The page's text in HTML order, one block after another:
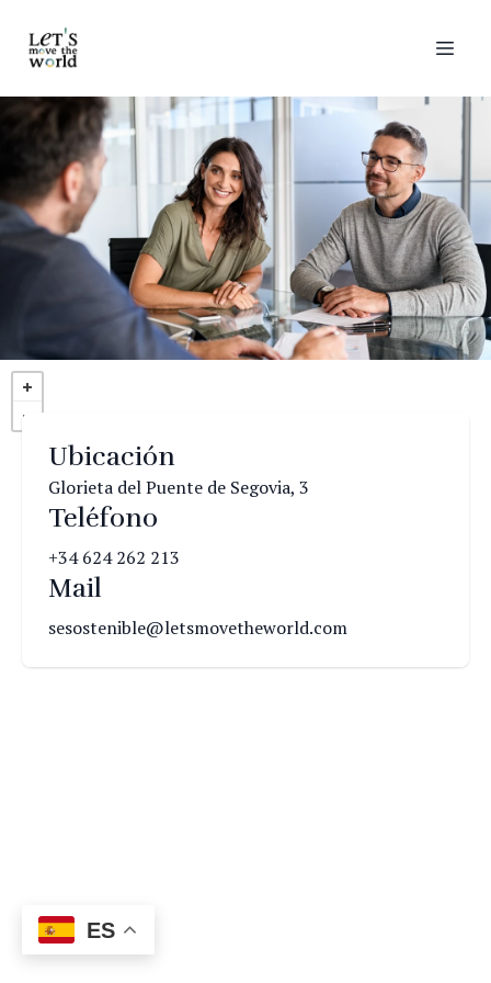
Ubicación
Glorieta del Puente de Segovia, 3
Teléfono
+34 624 262 213
Mail
sesostenible@letsmovetheworld.com
ES